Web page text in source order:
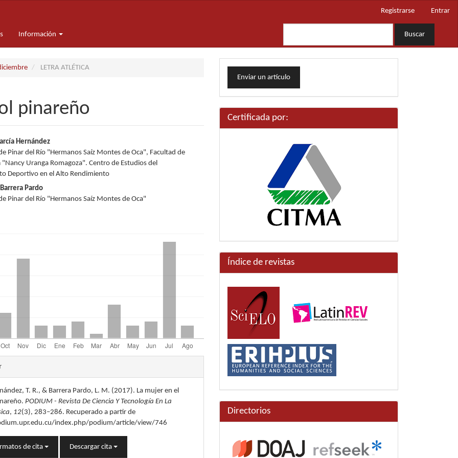
Registrarse Entrar
Información Buscar
LETRA ATLÉTICA
pinareño
Hernández
Pinar del Río "Hermanos Saíz Montes de Oca", Facultad de
"Nancy Uranga Romagoza". Centro de Estudios del
Deportivo en el Alto Rendimiento
Pardo
Pinar del Río "Hermanos Saíz Montes de Oca"
T. R., & Barrera Pardo, L. M. (2017). La mujer en el
PODIUM - Revista De Ciencia Y Tecnología En La
, 12(3), 283–286. Recuperado a partir de
index.php/podium/article/view/746
de cita Descargar cita
Enviar
unEnviar un artículo
Certificada por:
Índice de revistas
Directorios